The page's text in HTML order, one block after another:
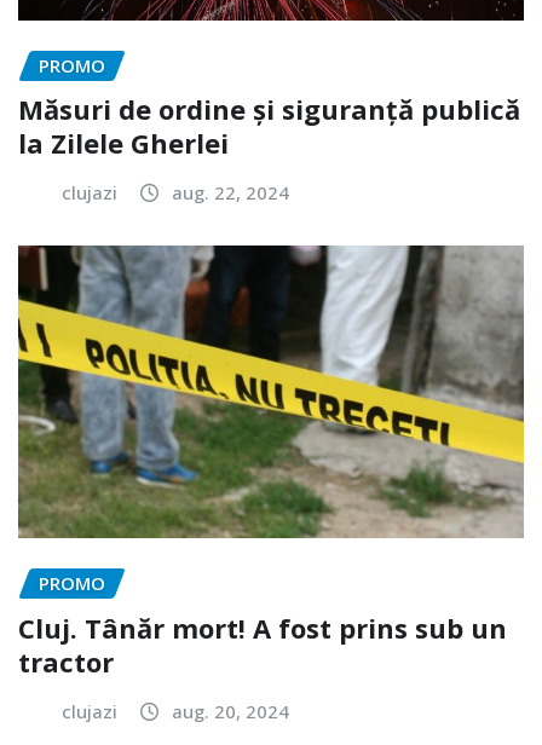
PROMO
Măsuri de ordine și siguranță publică
la Zilele Gherlei
clujazi aug. 22, 2024
PROMO
Cluj. Tânăr mort! A fost prins sub un
tractor
clujazi aug. 20, 2024